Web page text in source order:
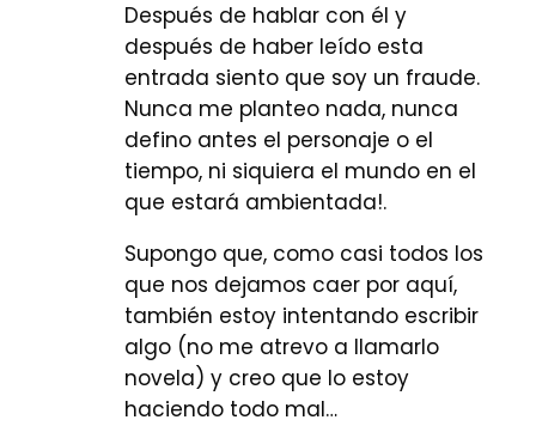
Después de hablar con él y
después de haber leído esta
entrada siento que soy un fraude.
Nunca me planteo nada, nunca
defino antes el personaje o el
tiempo, ni siquiera el mundo en el
que estará ambientada!.
Supongo que, como casi todos los
que nos dejamos caer por aquí,
también estoy intentando escribir
algo (no me atrevo a llamarlo
novela) y creo que lo estoy
haciendo todo mal…